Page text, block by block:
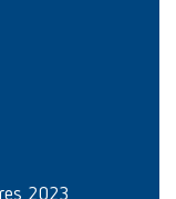
2023